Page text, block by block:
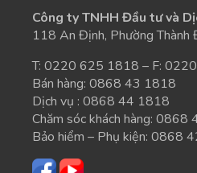
Công ty TNHH Đầu tư và
118 An Định, Phường Thành
T: 0220 625 1818 – F:
Bán hàng: 0868 43 1818
Dịch vụ : 0868 44 1818
Chăm sóc khách hàng: 0868
Bảo hiểm – Phụ kiện: 0868